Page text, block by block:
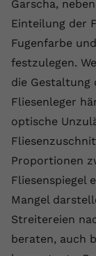
Garscha,
Einteilung der
Fugenfarbe
festzulegen.
die Gestaltung
Fliesenleger
optische
Proportionen
Fliesenspiegel
Mangel
Streitereien
beraten, auch
Name
Anbieter
Laufzeit
Zweck
Name